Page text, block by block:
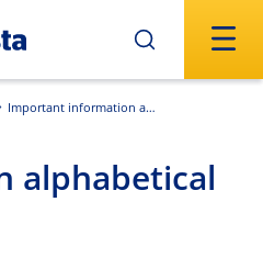
Important information about international shipments
alphabetical